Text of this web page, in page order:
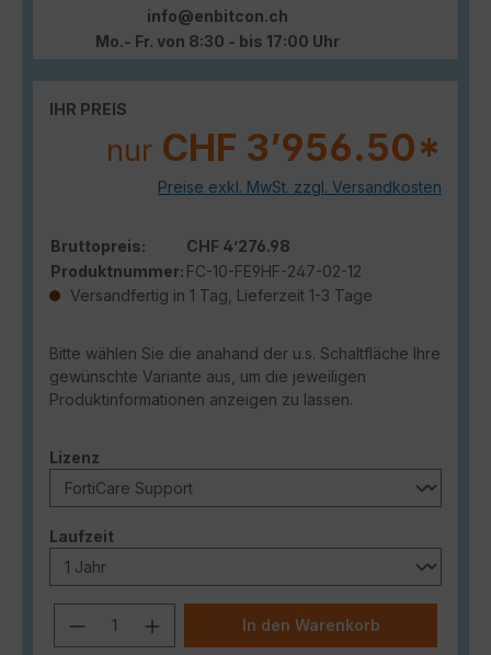
info@enbitcon.ch
Mo.- Fr. von 8:30 - bis 17:00 Uhr
IHR PREIS
nur CHF 3’956.50*
Preise exkl. MwSt. zzgl. Versandkosten
Bruttopreis:
CHF 4’276.98
Produktnummer: FC-10-FE9HF-247-02-12
Versandfertig in 1 Tag, Lieferzeit 1-3 Tage
Bitte wählen Sie die anahand der u.s. Schaltfläche Ihre
gewünschte Variante aus, um die jeweiligen
Produktinformationen anzeigen zu lassen.
Lizenz
Laufzeitauswählen
Produkt Anzahl: Gib den
In den Warenkorb